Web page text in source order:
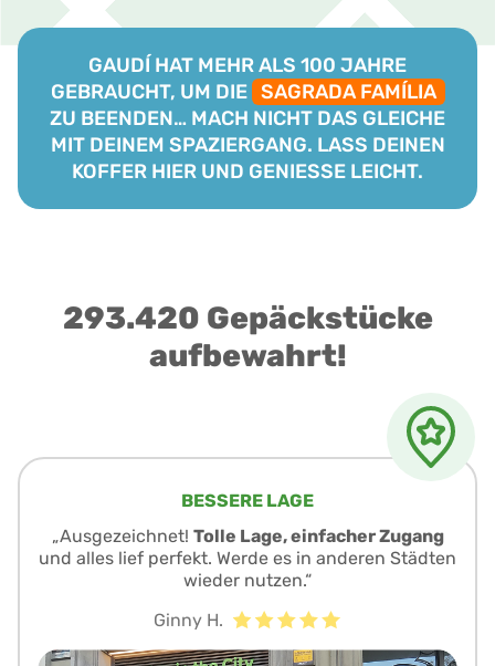
GAUDÍ HAT MEHR ALS 100 JAHRE
GEBRAUCHT, UM DIE SAGRADA FAMÍLIA
ZU BEENDEN… MACH NICHT DAS GLEICHE
MIT DEINEM SPAZIERGANG. LASS DEINEN
KOFFER HIER UND GENIESSE LEICHT.
293.420 Gepäckstücke
aufbewahrt!
BESSERE LAGE
„Ausgezeichnet! Tolle Lage, einfacher Zugang
und alles lief perfekt. Werde es in anderen Städten
wieder nutzen.“
Ginny H.